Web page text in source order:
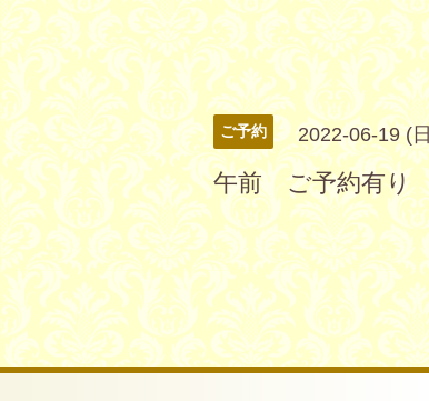
ご予約 2022-06-19 (
午前 ご予約有り